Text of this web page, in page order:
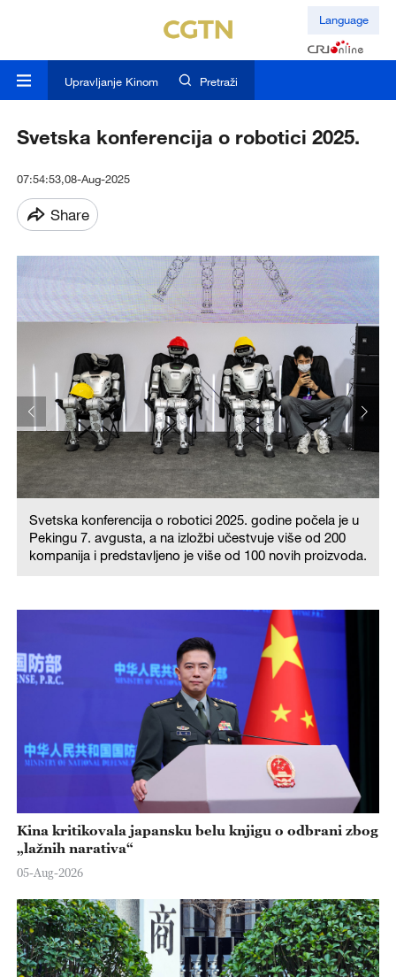
Language
Upravljanje Kinom Pretraži
Svetska konferencija o robotici 2025.
07:54:53,08-Aug-2025
Share
Svetska konferencija o robotici 2025. godine počela je u
Pekingu 7. avgusta, a na izložbi učestvuje više od 200
kompanija i predstavljeno je više od 100 novih proizvoda.
Kina kritikovala japansku belu knjigu o odbrani zbog
„lažnih narativa“
05-Aug-2026